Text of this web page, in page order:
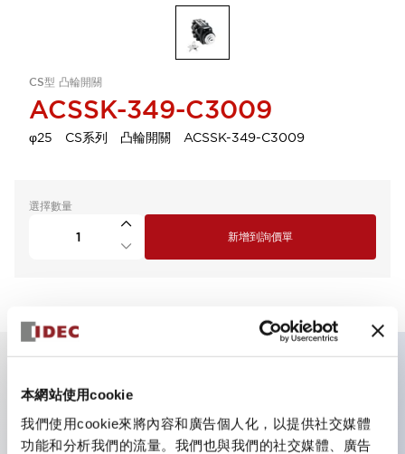
本網站使用cookie
我們使用cookie來將內容和廣告個人化，以提供社交媒體
功能和分析我們的流量。我們也與我們的社交媒體、廣告
CS型 凸輪開關
ACSSK-349-C3009
φ25 CS系列 凸輪開關 ACSSK-349-C3009
選擇數量
新增到詢價單
主要特點
CS型凸輪開關是方便用於設備的開關和切換，適用範圍廣